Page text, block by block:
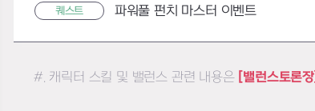
퀘스트 파워풀 펀치 마스터 이벤트
#. 캐릭터 스킬 및 밸런스 관련 내용은 [밸런스토론장]